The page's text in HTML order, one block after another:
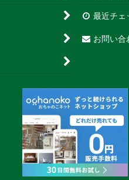
最近チェ
お問い合